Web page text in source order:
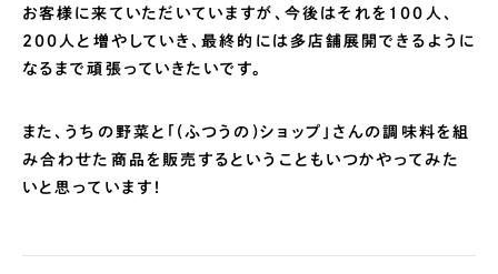
お客様に来ていただいていますが、今後はそれを100人、
200人と増やしていき、最終的には多店舗展開できるように
なるまで頑張っていきたいです。
また、うちの野菜と「(ふつうの)ショップ」さんの調味料を組
み合わせた商品を販売するということもいつかやってみた
いと思っています！